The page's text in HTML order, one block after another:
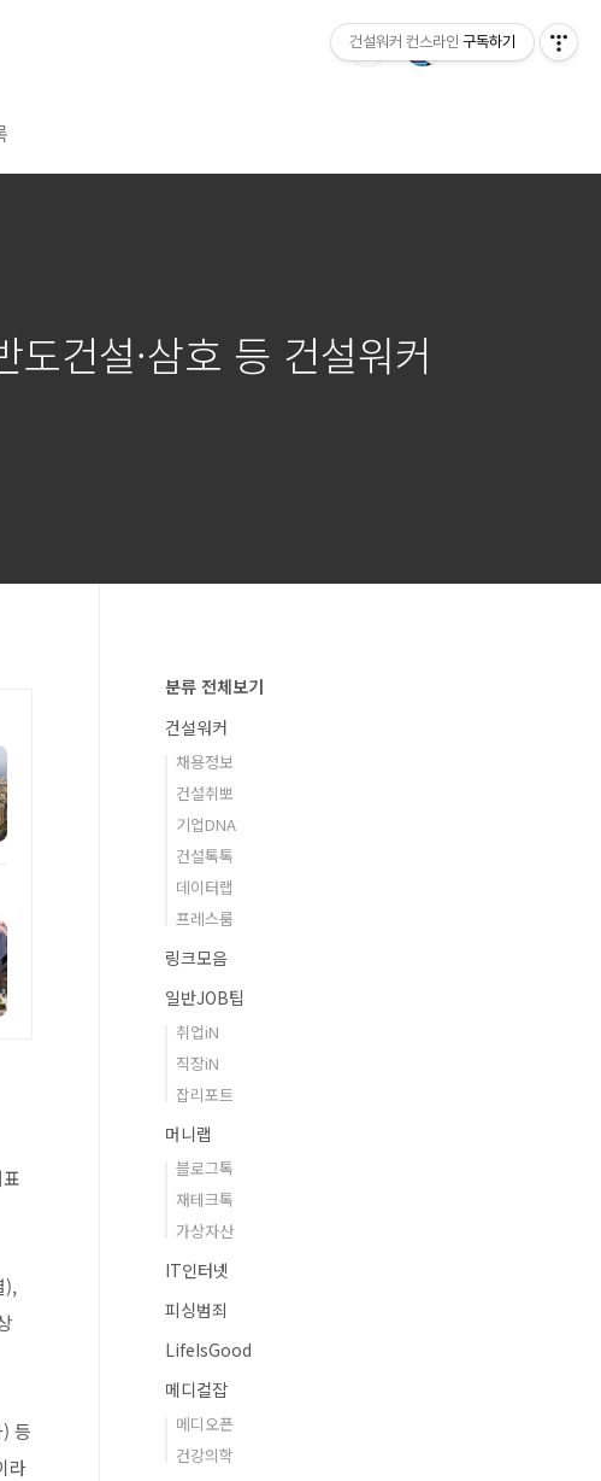
건설·삼호 등 건설워커
),
등
라
분류 전체보기
건설워커
채용정보
건설취뽀
기업DNA
건설톡톡
데이터랩
프레스룸
링크모음
일반JOB팁
취업iN
직장iN
잡리포트
머니랩
블로그톡
재테크톡
가상자산
IT인터넷
피싱범죄
LifeIsGood
메디컬잡
메디오픈
건강의학
건설워커 컨스라인 구독하기